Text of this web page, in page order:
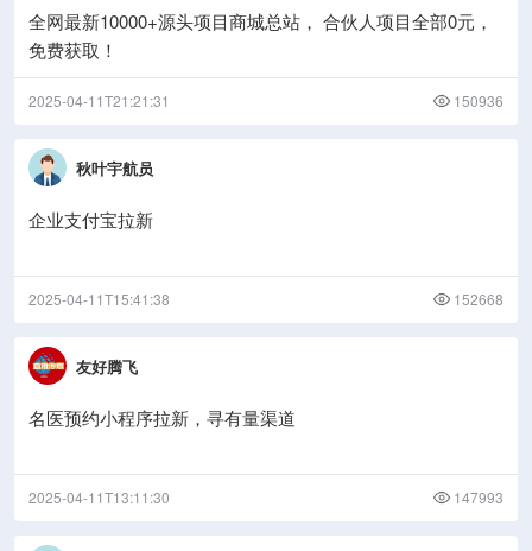
全网最新10000+源头项目商城总站， 合伙人项目全部0元，
免费获取！
2025-04-11T21:21:31 150936
秋叶宇航员
企业支付宝拉新
2025-04-11T15:41:38 152668
友好腾飞
名医预约小程序拉新，寻有量渠道
2025-04-11T13:11:30 147993